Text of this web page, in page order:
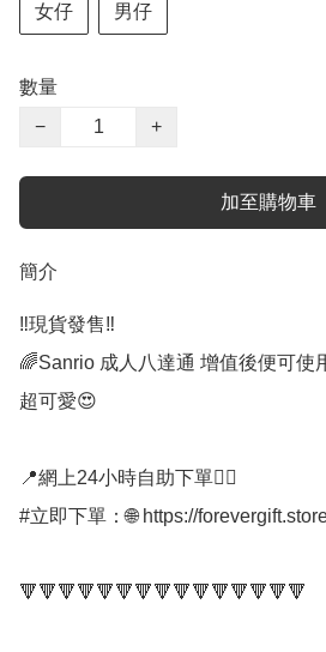
女仔 男仔
數量
−
+
加至購物車
簡介
‼️現貨發售‼️
🌈Sanrio 成人八達通 增值後便可使
超可愛😍
📍網上24小時自助下單👍🏻
#立即下單：🌐 https://
🔻🔻🔻🔻🔻🔻🔻🔻🔻🔻🔻🔻🔻🔻🔻